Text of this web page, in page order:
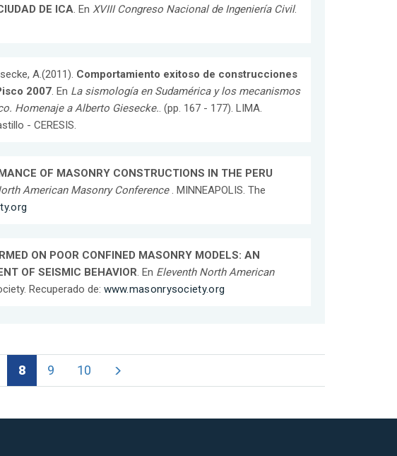
DE ICA. En XVIII Congreso Nacional de Ingeniería Civil.
A.(2011). Comportamiento exitoso de construcciones
2007. En La sismología en Sudamérica y los mecanismos
Homenaje a Alberto Giesecke.. (pp. 167 - 177). LIMA.
- CERESIS.
OF MASONRY CONSTRUCTIONS IN THE PERU
American Masonry Conference. MINNEAPOLIS. The
ON POOR CONFINED MASONRY MODELS: AN
OF SEISMIC BEHAVIOR. En Eleventh North American
Recuperado de: www.masonrysociety.org
8 9 10